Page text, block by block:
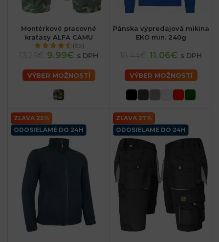
Montérkové pracovné
kraťasy ALFA CAMU
(9x)
9.99€ s DPH
VÝBER MOŽNOSTÍ
Pánska výpredajová mikina
EKO min. 240g
11.06€ s DPH
VÝBER MOŽNOSTÍ
ZĽAVA 25%
ODOSIELAME DO 24H
ZĽAVA 27%
ODOSIELAME DO 24H